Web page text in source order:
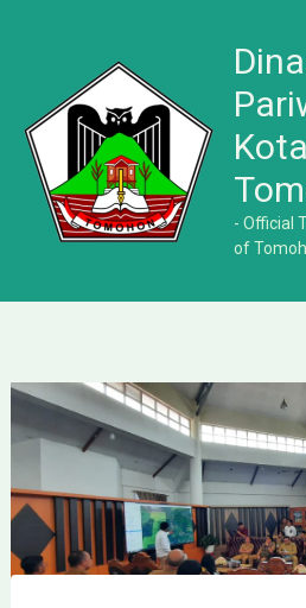
Kota
- Official
of